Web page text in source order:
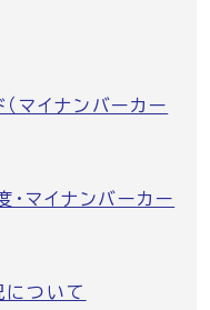
マイナンバーカー
・マイナンバーカー
について